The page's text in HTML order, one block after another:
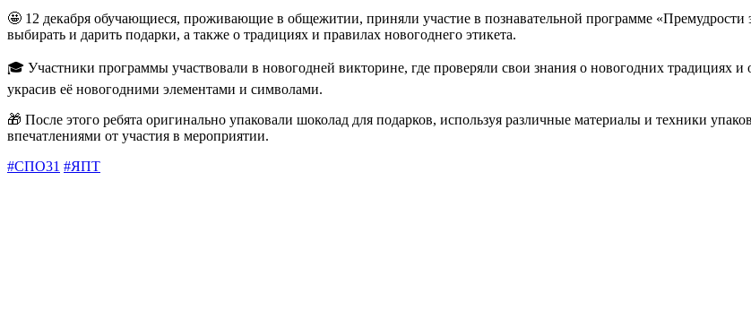
🤩 12 декабря обучающиеся, проживающие в общежитии, приняли участие в познавательной программе «Премудрости
выбирать и дарить подарки, а также о традициях и правилах новогоднего этикета.
🎓 Участники программы участвовали в новогодней викторине, где проверяли свои знания о новогодних традициях
украсив её новогодними элементами и символами.
🎁 После этого ребята оригинально упаковали шоколад для подарков, используя различные материалы и техники
впечатлениями от участия в мероприятии.
#СПО31 #ЯПТ